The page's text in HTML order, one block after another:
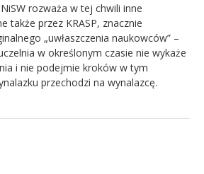
rozważa w tej chwili inne
także przez KRASP, znacznie
„uwłaszczenia naukowców” –
w określonym czasie nie wykaże
i nie podejmie kroków w tym
przechodzi na wynalazcę.